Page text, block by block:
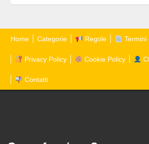
Home Categorie Regole Termini
Privacy Policy Cookie Policy
Contatti